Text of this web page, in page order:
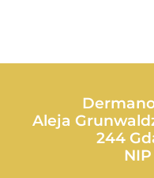
Aleja
244